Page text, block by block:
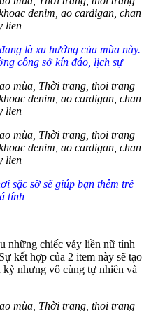
là xu hướng của mùa này.
công sở kín đáo, lịch sự
sặc sỡ sẽ giúp bạn thêm trẻ
tính
những chiếc váy liền nữ tính
kết hợp của 2 item này sẽ tạo
kỳ nhưng vô cùng tự nhiên và